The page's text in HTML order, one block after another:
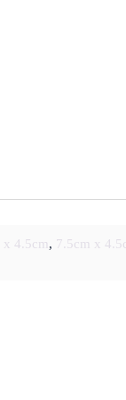
x 4.5cm, 7.5cm x